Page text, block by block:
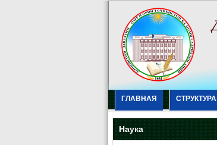
ГЛАВНАЯ СТРУКТУРА
Наука